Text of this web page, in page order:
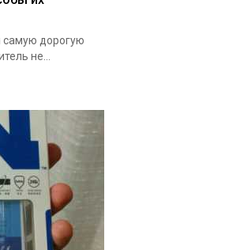
дорогую
не...